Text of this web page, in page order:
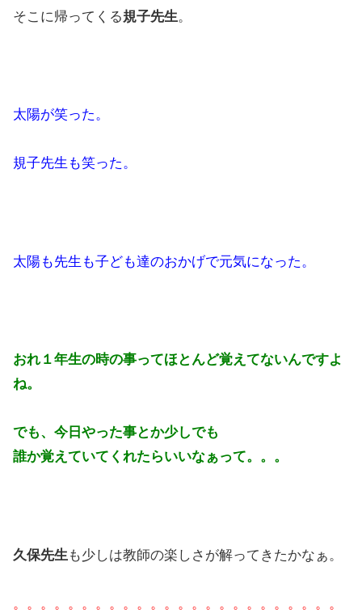
そこに帰ってくる規子先生。
太陽が笑った。
規子先生も笑った。
太陽も先生も子ども達のおかげで元気になった。
おれ１年生の時の事ってほとんど覚えてないんですよ
ね。
でも、今日やった事とか少しでも
誰か覚えていてくれたらいいなぁって。。。
久保先生 も少しは教師の楽しさが解ってきたかなぁ。
。。。。。。。。。。。。。。。。。。。。。。。。